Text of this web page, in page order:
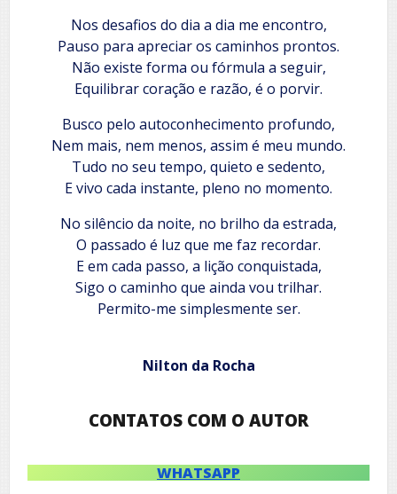
Nos desafios do dia a dia me encontro,
Pauso para apreciar os caminhos prontos.
Não existe forma ou fórmula a seguir,
Equilibrar coração e razão, é o porvir.
Busco pelo autoconhecimento profundo,
Nem mais, nem menos, assim é meu mundo.
Tudo no seu tempo, quieto e sedento,
E vivo cada instante, pleno no momento.
No silêncio da noite, no brilho da estrada,
O passado é luz que me faz recordar.
E em cada passo, a lição conquistada,
Sigo o caminho que ainda vou trilhar.
Permito-me simplesmente ser.
Nilton da Rocha
CONTATOS COM O AUTOR
WHATSAPP